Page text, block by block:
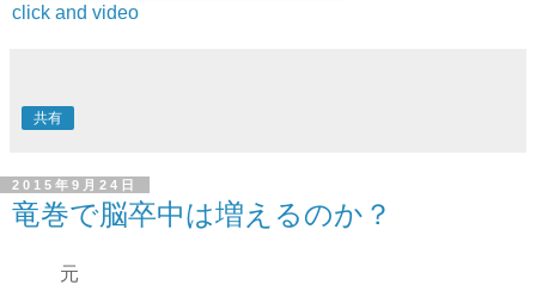
click and video
共有
2015年9月24日
竜巻で脳卒中は増えるのか？
元